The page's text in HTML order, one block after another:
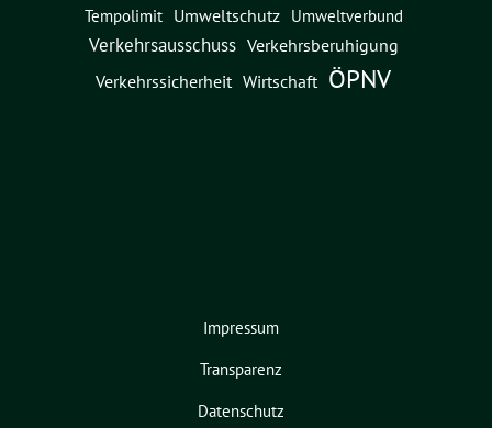
Tempolimit Umweltschutz Umweltverbund
Verkehrsausschuss Verkehrsberuhigung
Verkehrssicherheit Wirtschaft ÖPNV
Impressum
Transparenz
Datenschutz